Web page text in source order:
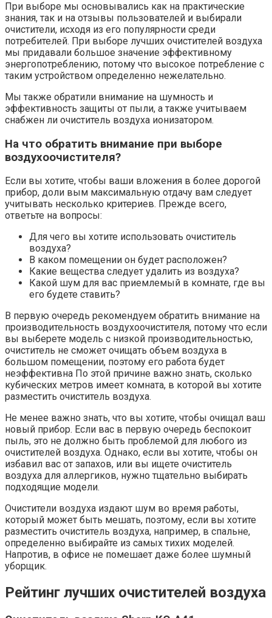
При выборе мы основывались как на практические
знания, так и на отзывы пользователей и выбирали
очистители, исходя из его популярности среди
потребителей. При выборе лучших очистителей воздуха
мы придавали большое значение эффективному
энергопотреблению, потому что высокое потребление с
таким устройством определенно нежелательно.
Мы также обратили внимание на шумность и
эффективность защиты от пыли, а также учитываем
снабжен ли очиститель воздуха ионизатором.
На что обратить внимание при выборе
воздухоочистителя?
Если вы хотите, чтобы ваши вложения в более дорогой
прибор, доли вым максимальную отдачу вам следует
учитывать несколько критериев. Прежде всего,
ответьте на вопросы:
Для чего вы хотите использовать очиститель
воздуха?
В каком помещении он будет расположен?
Какие вещества следует удалить из воздуха?
Какой шум для вас приемлемый в комнате, где вы
его будете ставить?
В первую очередь рекомендуем обратить внимание на
производительность воздухоочистителя, потому что если
вы выберете модель с низкой производительностью,
очиститель не сможет очищать объем воздуха в
большом помещении, поэтому его работа будет
неэффективна По этой причине важно знать, сколько
кубических метров имеет комната, в которой вы хотите
разместить очиститель воздуха.
Не менее важно знать, что вы хотите, чтобы очищал ваш
новый прибор. Если вас в первую очередь беспокоит
пыль, это не должно быть проблемой для любого из
очистителей воздуха. Однако, если вы хотите, чтобы он
избавил вас от запахов, или вы ищете очиститель
воздуха для аллергиков, нужно тщательно выбирать
подходящие модели.
Очистители воздуха издают шум во время работы,
который может быть мешать, поэтому, если вы хотите
разместить очиститель воздуха, например, в спальне,
определенно выбирайте из самых тихих моделей.
Напротив, в офисе не помешает даже более шумный
уборщик.
Рейтинг лучших очистителей воздуха